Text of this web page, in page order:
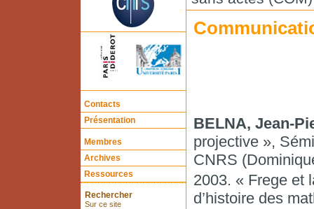
Contacts
Présentation
Membres
Archives
Ressources
Rechercher
Sur ce site
BELNA, Jean-
projective »,
CNRS
2003. « Frege et
d’histoire des